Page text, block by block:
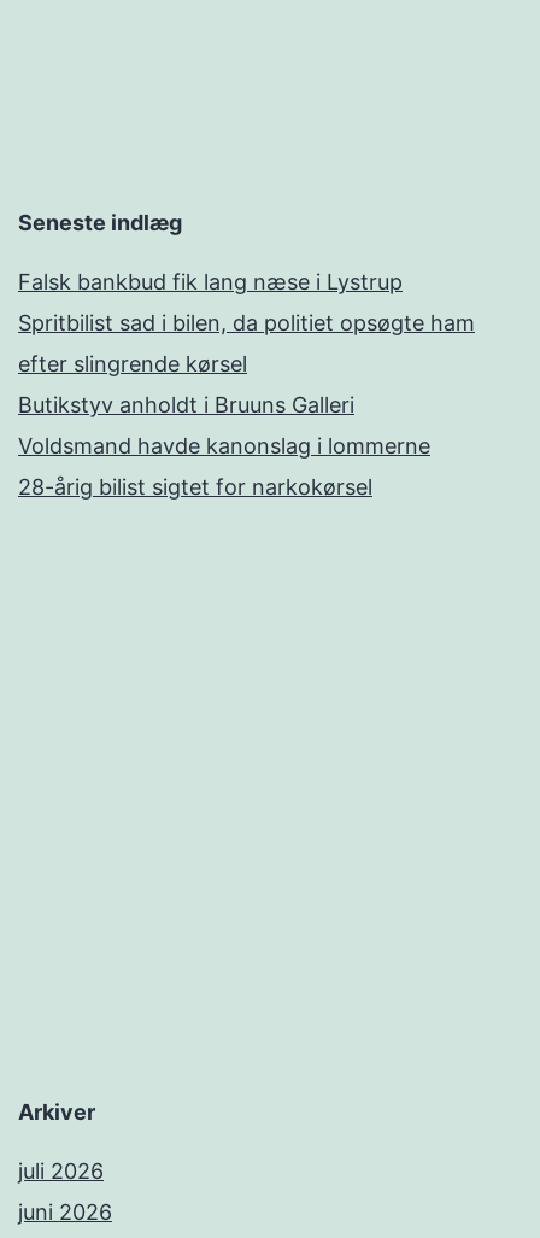
Seneste indlæg
Falsk bankbud fik lang næse i Lystrup
Spritbilist sad i bilen, da politiet opsøgte ham
efter slingrende kørsel
Butikstyv anholdt i Bruuns Galleri
Voldsmand havde kanonslag i lommerne
28-årig bilist sigtet for narkokørsel
Arkiver
juli 2026
juni 2026